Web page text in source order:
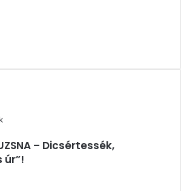
– Dicsértessék,
úr”!